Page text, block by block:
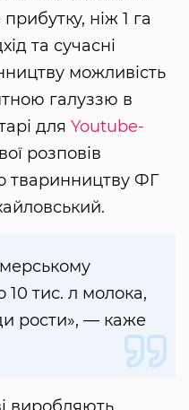
ніж 1 га
та сучасні
можливість
галуззю в
для Youtube-
розповів
тваринництву ФГ
10 тис. л молока,
рости», — каже